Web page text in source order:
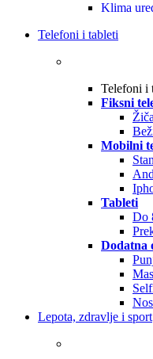
Klima
Telefoni i tableti
Telefoni i
Fiksni
Mobilni
Tableti
Do
Dodatna
Lepota, zdravlje i sport